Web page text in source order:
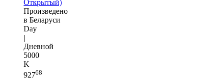
Открытый)
Произведено
в Беларуси
Day
|
Дневной
5000
K
92768